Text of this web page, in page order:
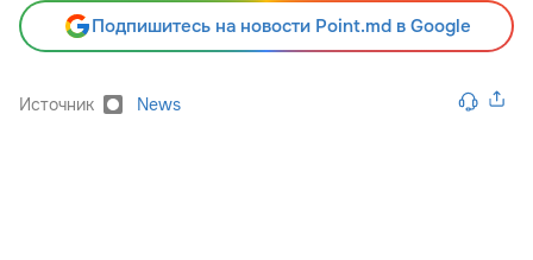
Подпишитесь на новости Point.md в Google
Источник News